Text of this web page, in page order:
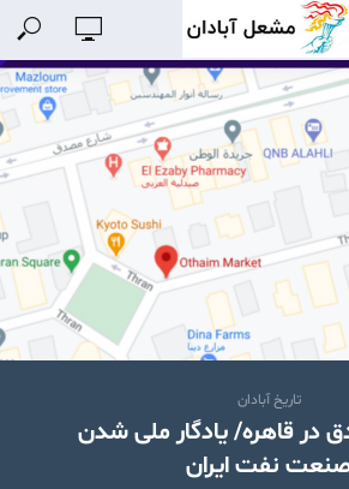
تاریخ آبادان
در قاهره/ یادگار ملی شدن
نفت ایران